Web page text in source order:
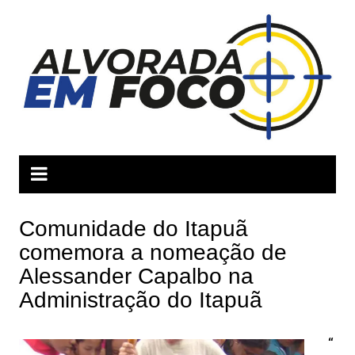
conteúdo
Comunidade do Itapuã
comemora a nomeação de
Alessander Capalbo na
Administração do Itapuã
“